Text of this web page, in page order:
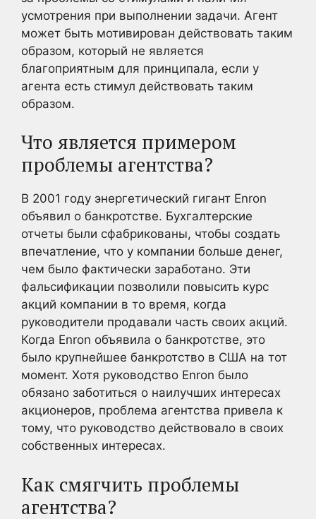
усмотрения при выполнении задачи. Агент
может быть мотивирован действовать таким
образом, который не является
благоприятным для принципала, если у
агента есть стимул действовать таким
образом.
Что является примером
проблемы агентства?
В 2001 году энергетический гигант Enron
объявил о банкротстве. Бухгалтерские
отчеты были сфабрикованы, чтобы создать
впечатление, что у компании больше денег,
чем было фактически заработано. Эти
фальсификации позволили повысить курс
акций компании в то время, когда
руководители продавали часть своих акций.
Когда Enron объявила о банкротстве, это
было крупнейшее банкротство в США на тот
момент. Хотя руководство Enron было
обязано заботиться о наилучших интересах
акционеров, проблема агентства привела к
тому, что руководство действовало в своих
собственных интересах.
Как смягчить проблемы
агентства?